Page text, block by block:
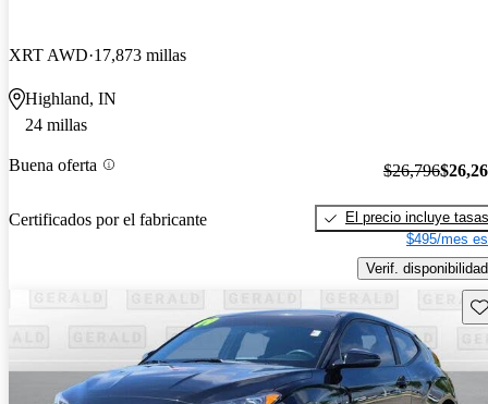
XRT AWD 17,873 millas
Highland, IN
24 millas
Buena oferta
Certificados por el fabricante
$26,796
El precio incluye tasas
$495/mes
Verif. disponibilidad